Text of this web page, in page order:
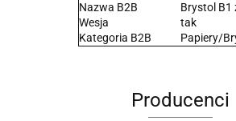
Nazwa B2B
Brystol B1
Wesja
tak
Kategoria B2B
Papiery/
Producenci